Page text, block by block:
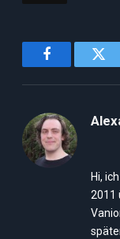
Facebook
Hi,
2011